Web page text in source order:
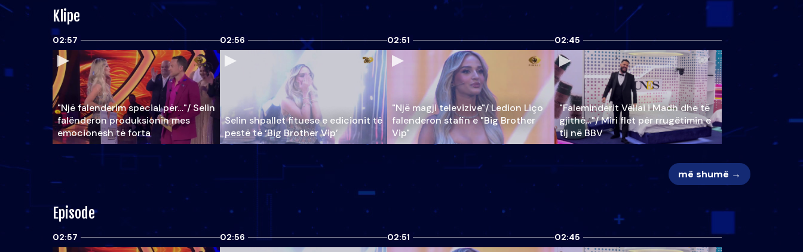
Klipe
02:57
"Një falenderim special për…"/ Selin
falënderon produksionin mes
emocionesh të forta
02:56
Selin shpallet fituese e edicionit të
pestë të ‘Big Brother Vip’
02:51
"Një magji televizive"/ Ledion Liço
falenderon stafin e "Big Brother
Vip"
02:45
"Faleminderit Vëllai i Madh dhe të
gjithë…"/ Miri flet për rrugëtimin e
tij në BBV
më shumë →
Episode
02:57 02:56 02:51 02:45